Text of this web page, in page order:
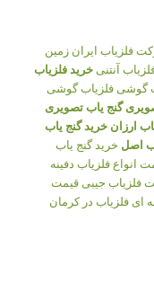
فلزیاب ایران زمین
آنتنی خرید فلزیاب
گوشی فلزیاب گوشی
گنج یاب تصویری
ارزان خرید گنج یاب
اصل خرید گنج یاب
انواع فلزیاب دفینه
فلزیاب جیبی قیمت
ای فلزیاب در کرمان